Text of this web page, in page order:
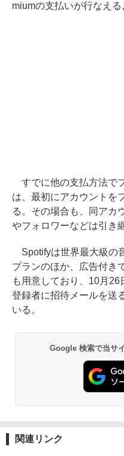
miumの支払いが行なえる
すでに他の支払方法で
は、最初にアカウントを
る。その場合も、同アカ
やフォロワーなどは引き
Spotifyは世界最大級の
プランのほか、広告付き
も用意しており、10月
登録者に招待メールを送
いる。
Google 検索で当サ
関連リンク